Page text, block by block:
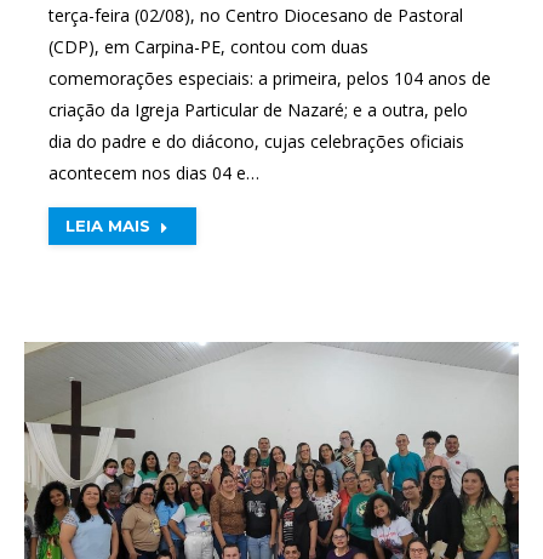
terça-feira (02/08), no Centro Diocesano de Pastoral
(CDP), em Carpina-PE, contou com duas
comemorações especiais: a primeira, pelos 104 anos de
criação da Igreja Particular de Nazaré; e a outra, pelo
dia do padre e do diácono, cujas celebrações oficiais
acontecem nos dias 04 e…
LEIA MAIS